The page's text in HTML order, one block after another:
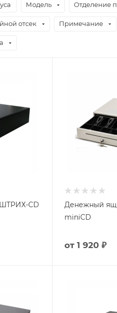
Модель Отделение
отсек Примечание
CD
Денежный
miniCD
от1 920 ₽